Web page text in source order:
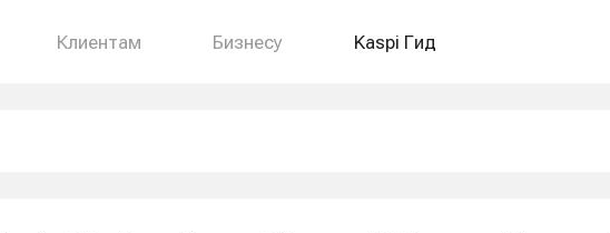
Клиентам Бизнесу Kaspi Гид